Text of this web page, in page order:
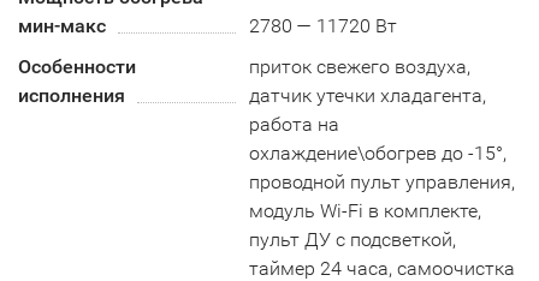
мин-макс
2780 — 11720 Вт
Особенности
исполнения
приток свежего воздуха,
датчик утечки хладагента,
работа на
охлаждение\обогрев до -15°,
проводной пульт управления,
модуль Wi-Fi в комплекте,
пульт ДУ с подсветкой,
таймер 24 часа, самоочистка